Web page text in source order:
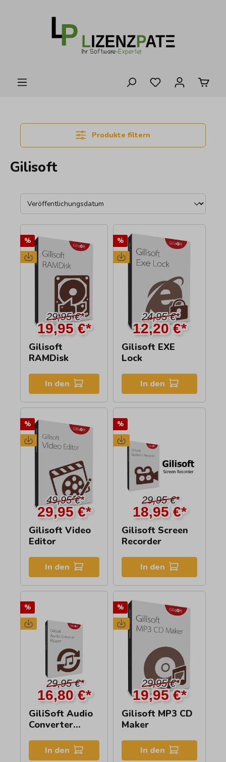
Produkte filtern
Gilisoft
%
Gilisoft
RAMDisk
19,95 €*
29,95 €*
In den
%
Gilisoft EXE
Lock
12,20 €*
24,95 €*
In den
%
Gilisoft Video
Editor
29,95 €*
49,95 €*
In den
%
Gilisoft Screen
Recorder
18,95 €*
29,95 €*
In den
%
GiliSoft Audio
Converter
16,80 €*
29,95 €*
In den
%
Gilisoft MP3 CD
Maker
19,95 €*
29,95 €*
In den